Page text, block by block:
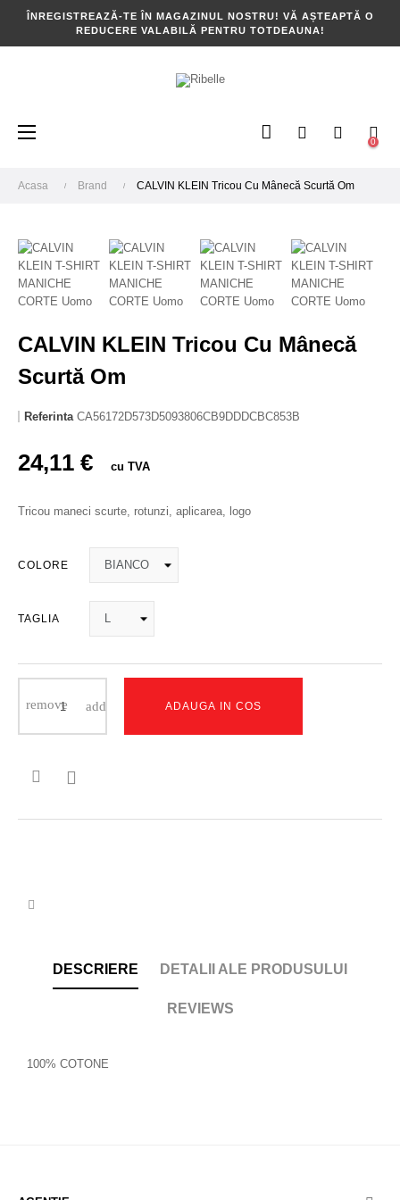
ÎNREGISTREAZĂ-TE ÎN MAGAZINUL NOSTRU! VĂ AȘTEAPTĂ O
REDUCERE VALABILĂ PENTRU TOTDEAUNA!
Toggle
☰ 0
Acasa Brand CALVIN KLEIN Tricou Cu Mânecă Scurtă Om
CALVIN KLEIN Tricou Cu Mânecă
Scurtă Om
Referinta CA56172D573D5093806CB9DDDCBC853B
24,11 € cu TVA
Tricou maneci scurte, rotunzi, aplicarea, logo
COLORE
TAGLIA
ADAUGA IN COS

DESCRIERE DETALII ALE PRODUSULUI
REVIEWS
100% COTONE